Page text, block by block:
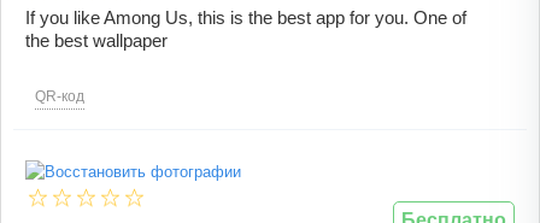
If you like Among Us, this is the best app for you. One of
the best wallpaper
QR-код